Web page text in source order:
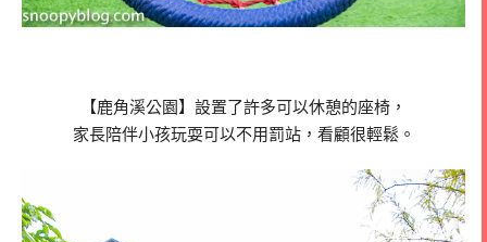
【鹿角溪公園】設置了許多可以休憩的座椅，
家長陪伴小孩玩耍可以不用罰站，看顧很輕鬆。